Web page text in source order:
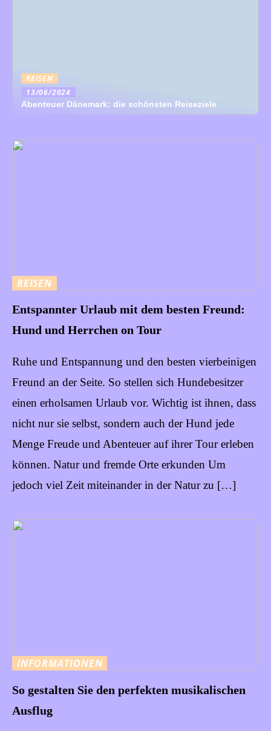
REISEN
13/06/2024
Abenteuer Dänemark: die schönsten Reiseziele
REISEN
Entspannter Urlaub mit dem besten Freund:
Hund und Herrchen on Tour
Ruhe und Entspannung und den besten vierbeinigen
Freund an der Seite. So stellen sich Hundebesitzer
einen erholsamen Urlaub vor. Wichtig ist ihnen, dass
nicht nur sie selbst, sondern auch der Hund jede
Menge Freude und Abenteuer auf ihrer Tour erleben
können. Natur und fremde Orte erkunden Um
jedoch viel Zeit miteinander in der Natur zu […]
INFORMATIONEN
So gestalten Sie den perfekten musikalischen
Ausflug